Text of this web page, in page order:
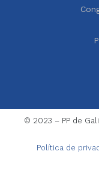
© 2023 – PP de
Política de